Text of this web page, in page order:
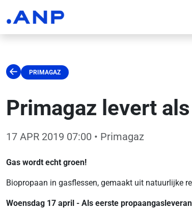
PRIMAGAZ
Primagaz levert
17 APR 2019 07:00 • Primagaz
Gas wordt echt groen!
Biopropaan in gasflessen, gemaakt uit natuurlijke
Woensdag 17 april - Als eerste